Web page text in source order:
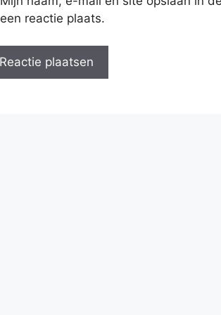
een reactie plaats.